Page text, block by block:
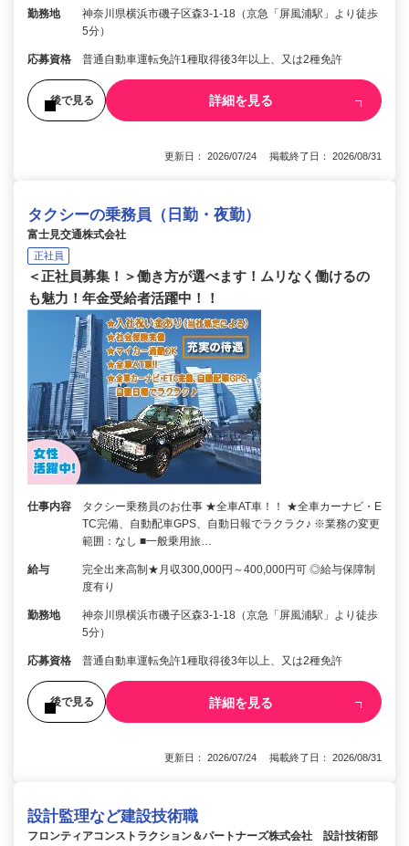
勤務地
神奈川県横浜市磯子区森3-1-18（京急「屏風浦駅」より徒歩
5分）
応募資格 普通自動車運転免許1種取得後3年以上、又は2種免許
後で見る 詳細を見る
更新日： 2026/07/24 掲載終了日： 2026/08/31
タクシーの乗務員（日勤・夜勤）
富士見交通株式会社
正社員
＜正社員募集！＞働き方が選べます！ムリなく働けるの
も魅力！年金受給者活躍中！！
仕事内容
タクシー乗務員のお仕事 ★全車AT車！！ ★全車カーナビ・E
TC完備、自動配車GPS、自動日報でラクラク♪ ※業務の変更
範囲：なし ■一般乗用旅…
給与
完全出来高制★月収300,000円～400,000円可 ◎給与保障制
度有り
勤務地
神奈川県横浜市磯子区森3-1-18（京急「屏風浦駅」より徒歩
5分）
応募資格 普通自動車運転免許1種取得後3年以上、又は2種免許
後で見る 詳細を見る
更新日： 2026/07/24 掲載終了日： 2026/08/31
設計監理など建設技術職
フロンティアコンストラクション＆パートナーズ株式会社 設計技術部